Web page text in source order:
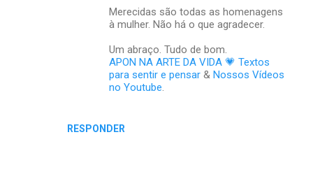
RESPONDER
Merecidas são todas as homenagens
à mulher. Não há o que agradecer.
Um abraço. Tudo de bom.
APON NA ARTE DA VIDA 💗 Textos
para sentir e pensar & Nossos Vídeos
no Youtube.